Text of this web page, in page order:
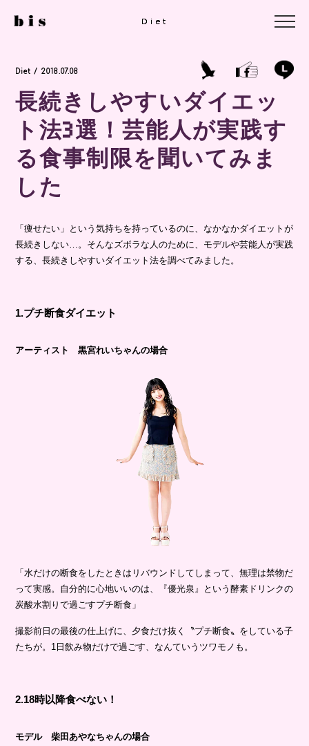
Diet
Diet / 2018.07.08
長続きしやすいダイエッ
ト法3選！芸能人が実践す
る食事制限を聞いてみま
した
「痩せたい」という気持ちを持っているのに、なかなかダイエットが
長続きしない…。そんなズボラな人のために、モデルや芸能人が実践
する、長続きしやすいダイエット法を調べてみました。
1.プチ断食ダイエット
アーティスト 黒宮れいちゃんの場合
「水だけの断食をしたときはリバウンドしてしまって、無理は禁物だ
って実感。自分的に心地いいのは、『優光泉』という酵素ドリンクの
炭酸水割りで過ごすプチ断食」
撮影前日の最後の仕上げに、夕食だけ抜く〝プチ断食〟をしている子
たちが。1日飲み物だけで過ごす、なんていうツワモノも。
2.18時以降食べない！
モデル 柴田あやなちゃんの場合
Diet
Diet